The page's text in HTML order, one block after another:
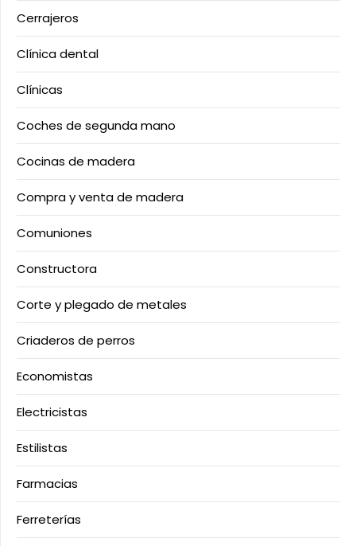
Cerrajeros
Clínica dental
Clínicas
Coches de segunda mano
Cocinas de madera
Compra y venta de madera
Comuniones
Constructora
Corte y plegado de metales
Criaderos de perros
Economistas
Electricistas
Estilistas
Farmacias
Ferreterías